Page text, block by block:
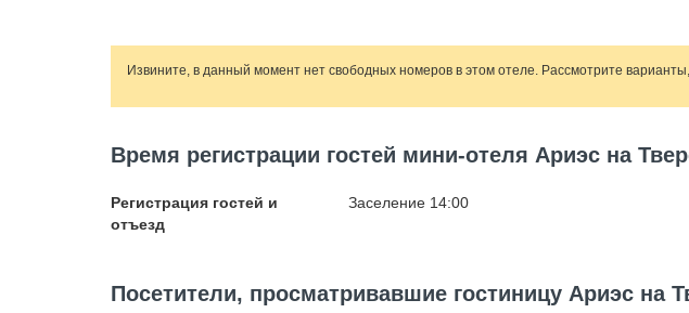
Извините, в данный момент нет свободных номеров в этом отеле. Рассмотрите
Время регистрации гостей мини-отеля Ариэс на
Регистрация гостей и
отъезд
Заселение 14:00
Посетители, просматривавшие гостиницу Ариэс на